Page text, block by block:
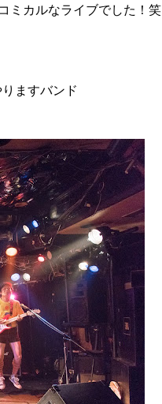
ミカルなライブでした！笑
ますバンド